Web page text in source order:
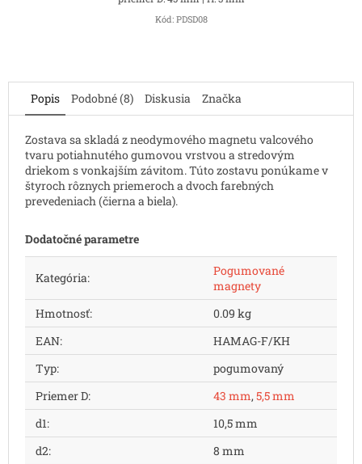
Kód: PDSD08
Popis Podobné (8) Diskusia Značka
Zostava sa skladá z neodymového magnetu valcového
tvaru potiahnutého gumovou vrstvou a stredovým
driekom s vonkajším závitom. Túto zostavu ponúkame v
štyroch rôznych priemeroch a dvoch farebných
prevedeniach (čierna a biela).
Dodatočné parametre
Kategória:
Pogumované
magnety
Hmotnosť:
0.09 kg
EAN:
HAMAG-F/KH
Typ:
pogumovaný
Priemer D: 43 mm,5,5 mm
d1:
10,5 mm
d2:
8 mm